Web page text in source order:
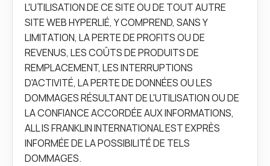
L'UTILISATION DE CE SITE OU DE TOUT AUTRE
SITE WEB HYPERLIÉ, Y COMPREND, SANS Y
LIMITATION, LA PERTE DE PROFITS OU DE
REVENUS, LES COÛTS DE PRODUITS DE
REMPLACEMENT, LES INTERRUPTIONS
D'ACTIVITÉ, LA PERTE DE DONNÉES OU LES
DOMMAGES RÉSULTANT DE L'UTILISATION OU DE
LA CONFIANCE ACCORDÉE AUX INFORMATIONS,
ALL IS FRANKLIN INTERNATIONAL EST EXPRÈS
INFORMÉE DE LA POSSIBILITÉ DE TELS
DOMMAGES.